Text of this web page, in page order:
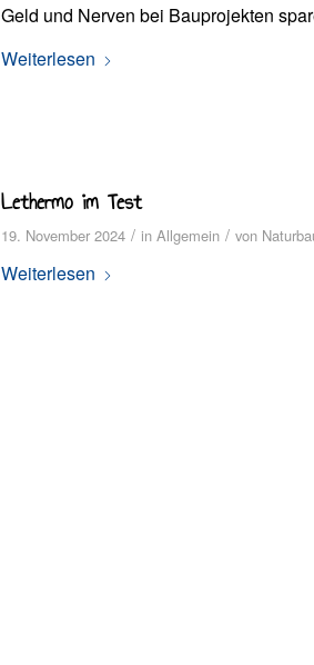
Geld und Nerven bei Bauprojekten
Weiterlesen
Lethermo im Test
19. November 2024 / in Allgemein / von
Weiterlesen